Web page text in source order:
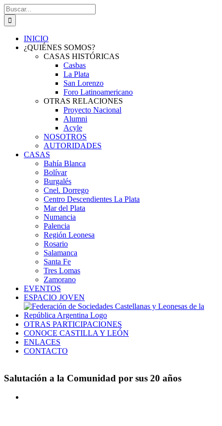
Saltar
al
contenido
Buscar:
INICIO
¿QUIÉNES SOMOS?
CASAS HISTÓRICAS
Casbas
La Plata
San Lorenzo
Foro Latinoamericano
OTRAS RELACIONES
Proyecto Nacional
Alumni
Acyle
NOSOTROS
AUTORIDADES
CASAS
Bahía Blanca
Bolívar
Burgalés
Cnel. Dorrego
Centro Descendientes La Plata
Mar del Plata
Numancia
Palencia
Región Leonesa
Rosario
Salamanca
Santa Fe
Tres Lomas
Zamorano
EVENTOS
ESPACIO JOVEN
OTRAS PARTICIPACIONES
CONOCE CASTILLA Y LEÓN
ENLACES
CONTACTO
Salutación a la Comunidad por sus 20 años